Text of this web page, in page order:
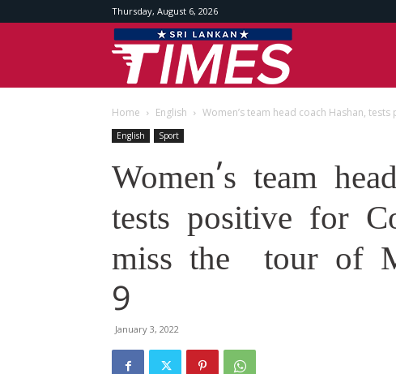
Thursday, August 6, 2026
Srilankan
Times
Home English Women’s team head coach Hashan,
English Sport
Women’s team
tests positive for
miss the tour of
9
January 3, 2022